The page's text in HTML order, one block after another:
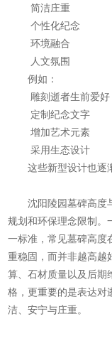
简洁庄重
个性化纪念
环境融合
人文氛围
例如：
雕刻逝者生前爱好
定制纪念文字
增加艺术元素
采用生态设计
这些新型设计也逐
沈阳陵园墓碑高度
规划和环保理念限制。
一标准，常见墓碑高度
重稳固，而并非越高越
算、石材质量以及后期
格，更重要的是表达对
洁、安宁与庄重。